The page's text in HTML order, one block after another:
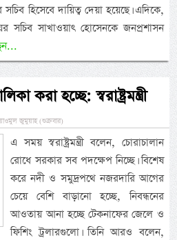
সচিব হিসেবে দায়িত্ব দেয়া হয়েছে। এদিকে,
সচিব সাখাওয়াৎ হোসেনকে জনপ্রশাসন
করা হচ্ছে: স্বরাষ্ট্রমন্ত্রী
জুমুয়াহ (শুক্রবার)
এ সময় স্বরাষ্ট্রমন্ত্রী বলেন, চোরাচালান
রোধে সরকার সব পদক্ষেপ নিচ্ছে। বিশেষ
করে নদী ও সমুদ্রপথে নজরদারি আগের
চেয়ে বেশি বাড়ানো হচ্ছে, নিবন্ধনের
আওতায় আনা হচ্ছে টেকনাফের জেলে ও
ফিশিং ট্রলারগুলো। তিনি আরও বলেন,